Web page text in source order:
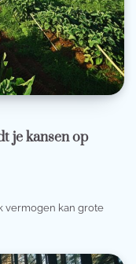
je kansen op
vermogen kan grote